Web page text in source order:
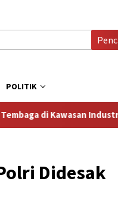
POLITIK
Industri Gresik
Didesak